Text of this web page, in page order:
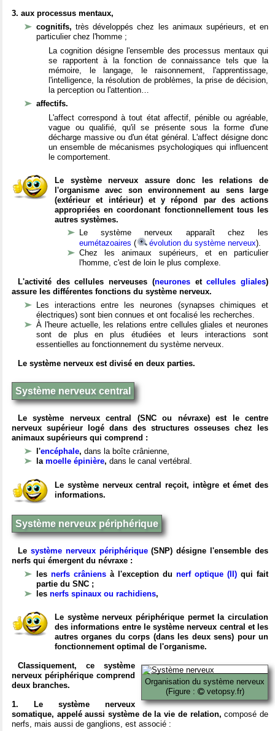
3. aux processus mentaux,
cognitifs,très développés chez les animaux supérieurs, et en
particulier chez l'homme ;
La cognition désigne l'ensemble des processus mentaux qui
se rapportent à la fonction de connaissance tels que la
mémoire, le langage, le raisonnement, l'apprentissage,
l'intelligence, la résolution de problèmes, la prise de décision,
la perception ou l'attention…
affectifs.
L'affect correspond à tout état affectif, pénible ou agréable,
vague ou qualifié, qu'il se présente sous la forme d'une
décharge massive ou d'un état général. L'affect désigne donc
un ensemble de mécanismes psychologiques qui influencent
le comportement.
Le système nerveux assure donc les relations de
l'organisme avec son environnement au sens large
(extérieur et intérieur) et y répond par des actions
appropriées en coordonant fonctionnellement tous les
autres systèmes.
Le système nerveux apparaît chez les
eumétazoaires ( évolution du système nerveux).
Chez les animaux supérieurs, et en particulier
l'homme, c'est de loin le plus complexe.
L'activité des cellules nerveuses (neuronesetcellules gliales)
assure les différentes fonctions du système nerveux.
Les interactions entre les neurones (synapses chimiques et
électriques) sont bien connues et ont focalisé les recherches.
À l'heure actuelle, les relations entre cellules gliales et neurones
sont de plus en plus étudiées et leurs interactions sont
essentielles au fonctionnement du système nerveux.
Le système nerveux est divisé en deux parties.
Système nerveux central
Le système nerveux central (SNC ou névraxe) est le centre
nerveux supérieur logé dans des structures osseuses chez les
animaux supérieurs qui comprend :
l'encéphale, dans la boîte crânienne,
la moelle épinière, dans le canal vertébral.
Le système nerveux central reçoit, intègre et émet des
informations.
Système nerveux périphérique
Le système nerveux périphérique(SNP) désigne l'ensemble des
nerfs qui émergent du névraxe :
les nerfs crâniens à l'exception du nerf optique (II) qui fait
partie du SNC ;
les nerfs spinaux ou rachidiens,
Le système nerveux périphérique permet la circulation
des informations entre le système nerveux central et les
autres organes du corps (dans les deux sens) pour un
fonctionnement optimal de l'organisme.
Organisation du système nerveux
(Figure :
vetopsy.fr)
Classiquement, ce système
nerveux périphérique comprend
deux branches.
1. Le système nerveux
somatique, appelé aussi système de la vie de relation, composé de
nerfs, mais aussi de ganglions, est associé :